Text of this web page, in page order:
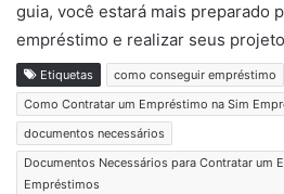
guia, você estará mais preparado
empréstimo e realizar seus
Etiquetas
como conseguir empréstimo
Como Contratar um Empréstimo na Sim
documentos necessários
Documentos Necessários para Contratar um
Empréstimos